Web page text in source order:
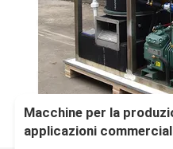
Macchine per la
applicazioni